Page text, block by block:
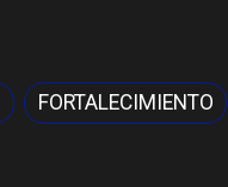
FORTALECIMIENTO